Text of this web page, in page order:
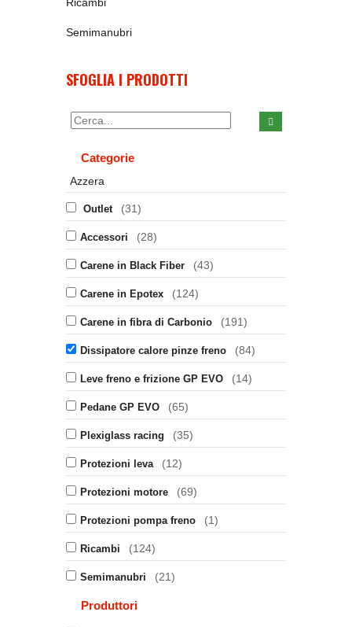
Semimanubri
SFOGLIA I PRODOTTI
Categorie
Azzera
Outlet (31)
Accessori (28)
Carene in Black Fiber (43)
Carene in Epotex (124)
Carene in fibra di Carbonio (191)
Dissipatore calore pinze freno (84)
Leve freno e frizione GP EVO (14)
Pedane GP EVO (65)
Plexiglass racing (35)
Protezioni leva (12)
Protezioni motore (69)
Protezioni pompa freno (1)
Ricambi (124)
Semimanubri (21)
Produttori